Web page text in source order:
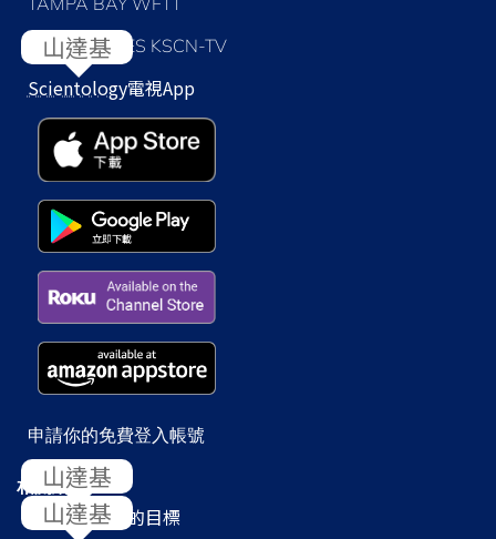
LOS ANGELES KSCN-TV
Scientology電視App
申請你的免費登入帳號
相關網站
Scientology
的目標